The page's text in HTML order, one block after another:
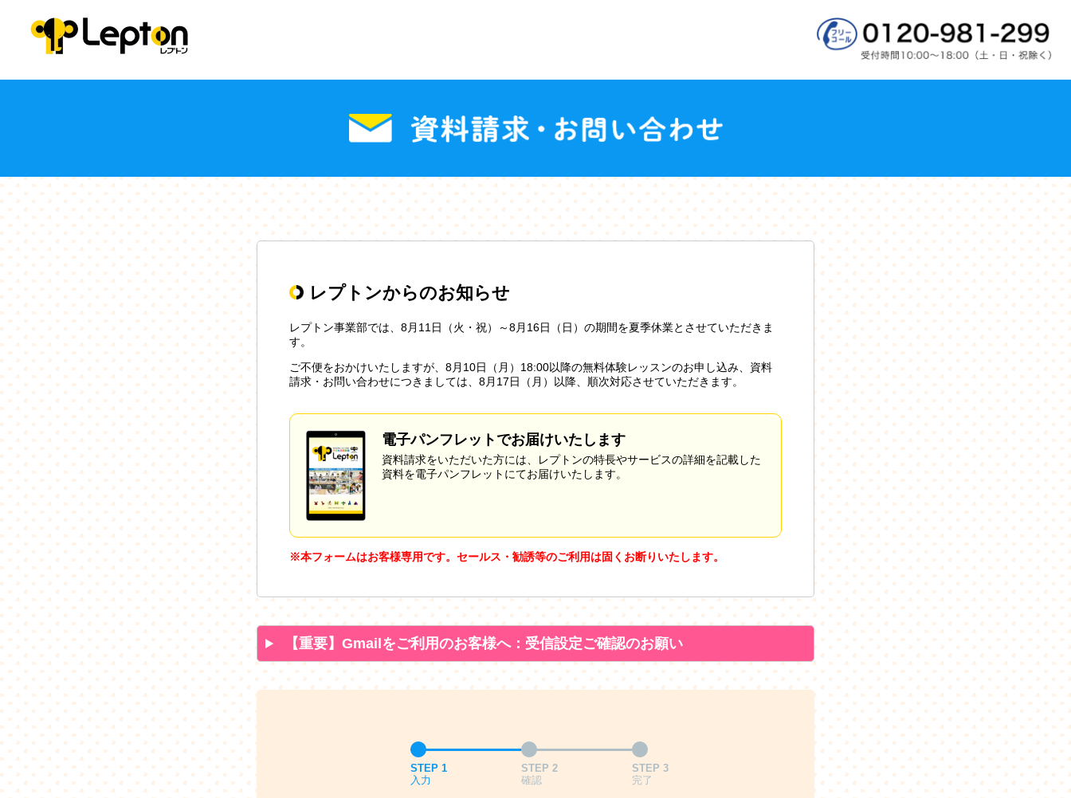
レプトンからのお知らせ
レプトン事業部では、8月11日（火・祝）～8月16日（日）の期間を夏季休業とさせていただきま
す。
ご不便をおかけいたしますが、8月10日（月）18:00以降の無料体験レッスンのお申し込み、資料
請求・お問い合わせにつきましては、8月17日（月）以降、順次対応させていただきます。
電子パンフレットでお届けいたします
資料請求をいただいた方には、レプトンの特長やサービスの詳細を記載した
資料を電子パンフレットにてお届けいたします。
※本フォームはお客様専用です。セールス・勧誘等のご利用は固くお断りいたします。
【重要】Gmailをご利用のお客様へ：受信設定ご確認のお願い
STEP 1
入力
STEP 2
確認
STEP 3
完了